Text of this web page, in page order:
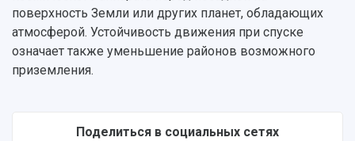
Официальные документы
поверхность Земли или других планет, обладающих
атмосферой. Устойчивость движения при спуске
означает также уменьшение районов возможного
приземления.
Поделиться в социальных сетях